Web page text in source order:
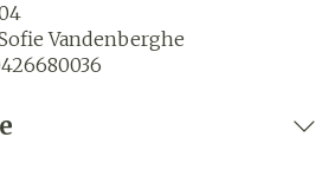
Vandenberghe